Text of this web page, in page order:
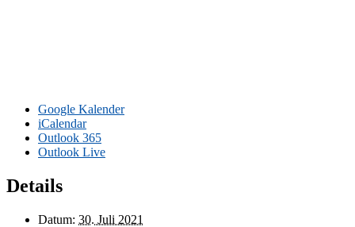
Google Kalender
iCalendar
Outlook 365
Outlook Live
Details
Datum: 30. Juli 2021